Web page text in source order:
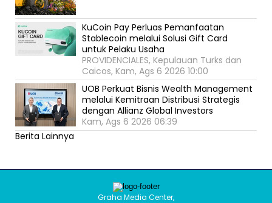
KuCoin Pay Perluas Pemanfaatan
Stablecoin melalui Solusi Gift Card
untuk Pelaku Usaha
PROVIDENCIALES, Kepulauan Turks dan
Caicos, Kam, Ags 6 2026 10:00
UOB Perkuat Bisnis Wealth Management
melalui Kemitraan Distribusi Strategis
dengan Allianz Global Investors
Kam, Ags 6 2026 06:39
Berita Lainnya
Graha Media Center,